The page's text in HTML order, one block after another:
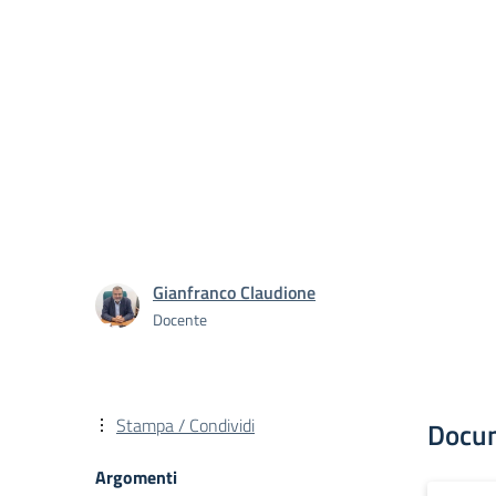
Gianfranco Claudione
Docente
Stampa / Condividi
Argomenti